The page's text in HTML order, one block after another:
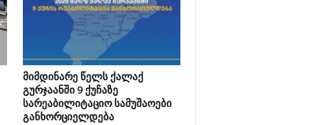
მიმდინარე წელს ქალაქ
გურჯაანში 9 ქუჩაზე
სარეაბილიტაციო სამუშაოები
განხორციელდება